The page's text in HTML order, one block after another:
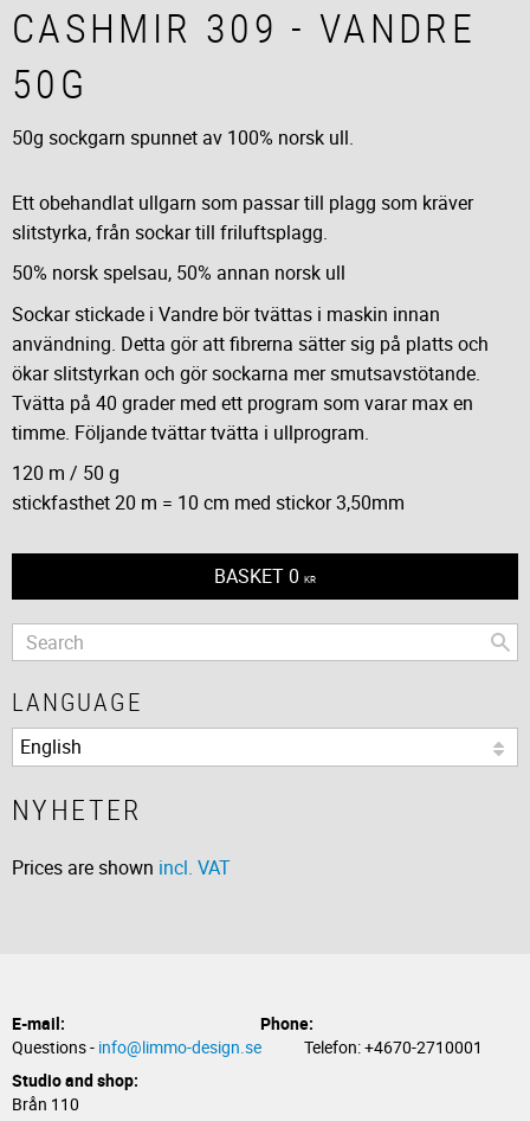
CASHMIR 309 - VANDRE
50G
50g sockgarn spunnet av 100% norsk ull.
Ett obehandlat ullgarn som passar till plagg som kräver
slitstyrka, från sockar till friluftsplagg.
50% norsk spelsau, 50% annan norsk ull
Sockar stickade i Vandre bör tvättas i maskin innan
användning. Detta gör att fibrerna sätter sig på platts och
ökar slitstyrkan och gör sockarna mer smutsavstötande.
Tvätta på 40 grader med ett program som varar max en
timme. Följande tvättar tvätta i ullprogram.
120 m / 50 g
stickfasthet 20 m = 10 cm med stickor 3,50mm
BASKET 0 KR
LANGUAGE
NYHETER
Prices are shown incl. VAT
E-mail:
Phone:
Questions - info@limmo-design.se Telefon: +4670-2710001
Studio and shop:
Brån 110